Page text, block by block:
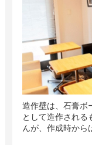
造作壁は、石膏ボ
として造作される
んが、作成時から